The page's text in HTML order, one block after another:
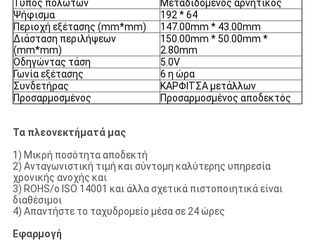
Τύπος πολωτών
Μεταδιδόμενος αρνητικός
Ψήφισμα
192 * 64
Περιοχή εξέτασης (mm*mm)
147.00mm * 43.00mm
Διάσταση περιλήψεων
(mm*mm)
150.00mm * 50.00mm *
2.80mm
Οδηγώντας τάση
5.0V
Γωνία εξέτασης
6 η ώρα
Συνδετήρας
ΚΑΡΦΙΤΣΑ μετάλλων
Προσαρμοσμένος
Προσαρμοσμένος αποδεκτός
Τα πλεονεκτήματά μας
1) Μικρή ποσότητα αποδεκτή
2) Ανταγωνιστική τιμή και σύντομη καλύτερης υπηρεσία
χρονικής ανοχής και
3) ROHS/ο ISO 14001 και άλλα σχετικά πιστοποιητικά είναι
διαθέσιμοι
4) Απαντήστε το ταχυδρομείο μέσα σε 24 ώρες
Εφαρμογή